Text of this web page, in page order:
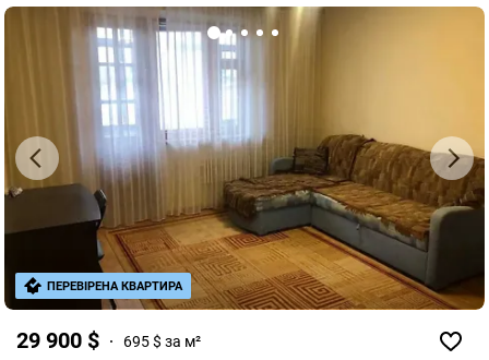
29 900 $ 695 $ за м²
ПЕРЕВІРЕНА КВАРТИРА